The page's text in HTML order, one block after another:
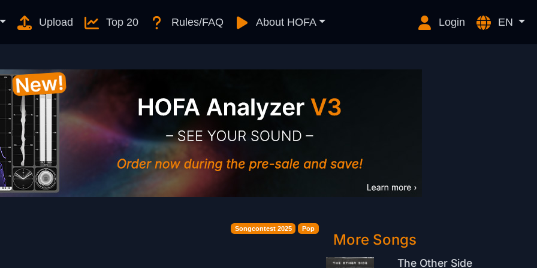
Upload Top 20 Rules/FAQ About HOFA Login EN
Songcontest 2025 Pop
More Songs
The Other Side